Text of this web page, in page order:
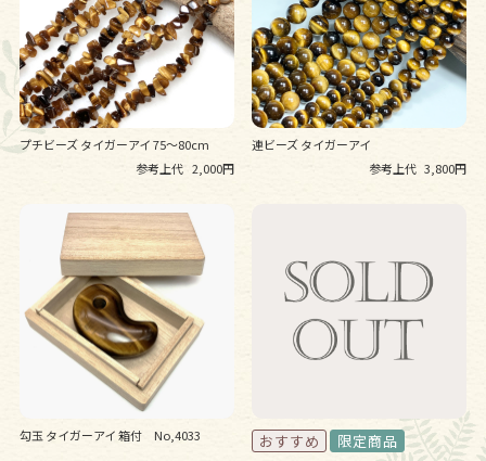
プチビーズ タイガーアイ 75～80cm
参考上代 2,000円
連ビーズ タイガーアイ
参考上代 3,800円
勾玉 タイガーアイ 箱付 No,4033